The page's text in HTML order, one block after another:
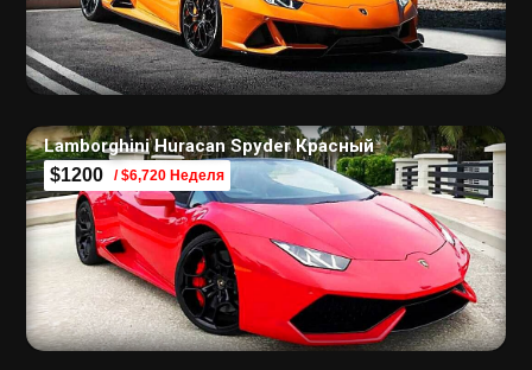
Lamborghini Huracan Spyder Красный
$1200 / $6,720 Неделя